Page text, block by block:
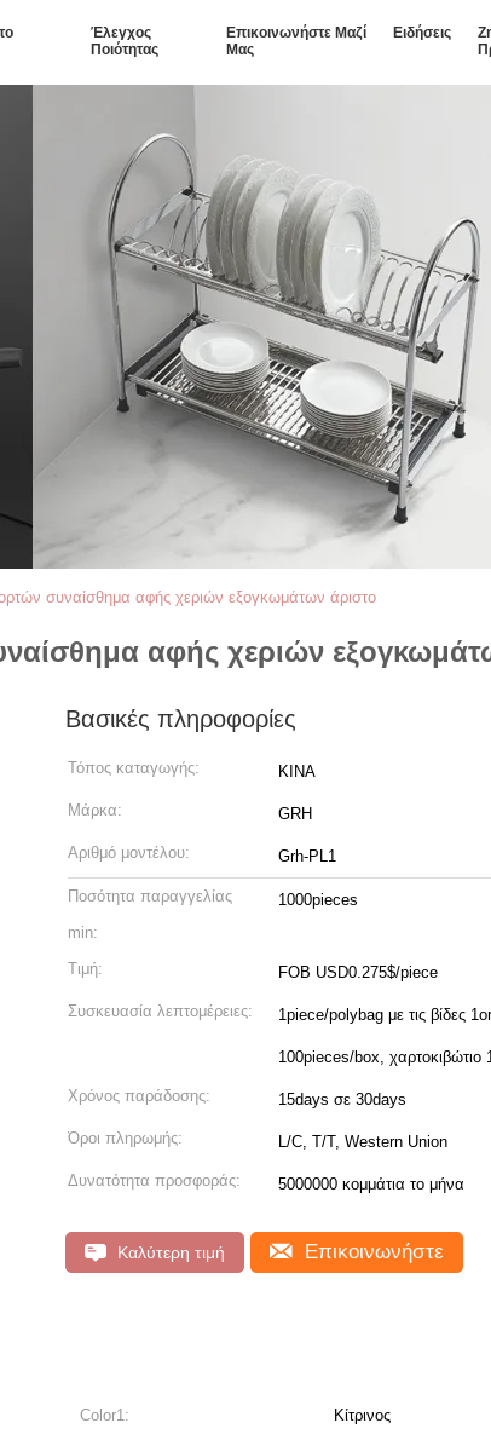
Έλεγχος
Ποιότητας
Επικοινωνήστε Μαζί
Μας
Ειδήσεις
συναίσθημα αφής χεριών εξογκωμάτων άριστο
αφής χεριών
Βασικές πληροφορίες
Τόπος καταγωγής: ΚΙΝΑ
Μάρκα: GRH
Αριθμό μοντέλου: Grh-PL1
Ποσότητα παραγγελίας
min:
1000pieces
Τιμή: FOB USD0.275$/piece
Συσκευασία λεπτομέρειες: 1piece/polybag με τις βίδες
100pieces/box,
Χρόνος παράδοσης: 15days σε 30days
Όροι πληρωμής: L/C, T/T, Western Union
Δυνατότητα προσφοράς: 5000000 κομμάτια το μήνα
Καλύτερη τιμή Επικοινωνήστε
Color1:
Κίτρινος